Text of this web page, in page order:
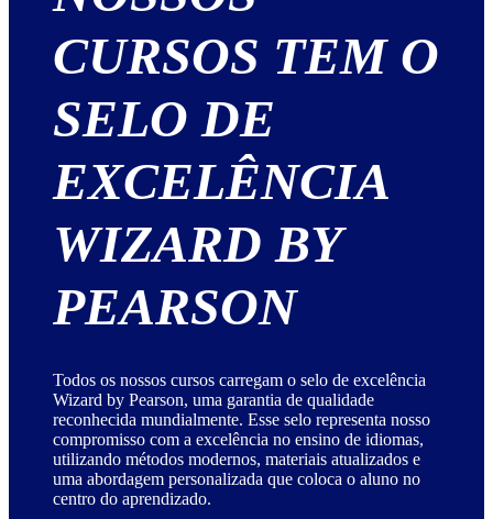
CURSOS TEM O
SELO DE
EXCELÊNCIA
WIZARD BY
PEARSON
Todos os nossos cursos carregam o selo de excelência
Wizard by Pearson, uma garantia de qualidade
reconhecida mundialmente. Esse selo representa nosso
compromisso com a excelência no ensino de idiomas,
utilizando métodos modernos, materiais atualizados e
uma abordagem personalizada que coloca o aluno no
centro do aprendizado.